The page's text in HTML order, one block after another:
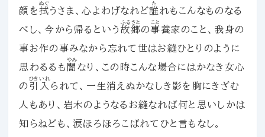
顔を 拭
ぬぐ
うさま、心よわげなれど誰
た
れもこんなものなる
べし、今から帰るという 故郷
ふるさと
の事
こと
養家のこと、我身の
事お作の事みなから忘れて世はお縫ひとりのように
思わるるも 闇
やみ
なり、この時こんな場合にはかなき女心
の 引入
ひきいれ
られて、一生消えぬかなしき影を胸にきざむ
人もあり、岩木のようなるお縫なれば何と思いしかは
知らねども、涙ほろほろこばれてひと言もなし。